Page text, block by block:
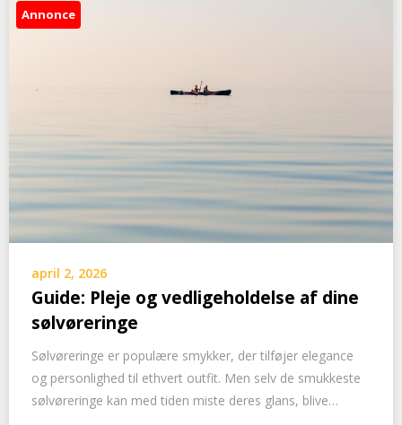
Annonce
april 2, 2026
Guide: Pleje og vedligeholdelse af dine
sølvøreringe
Sølvøreringe er populære smykker, der tilføjer elegance
og personlighed til ethvert outfit. Men selv de smukkeste
sølvøreringe kan med tiden miste deres glans, blive…